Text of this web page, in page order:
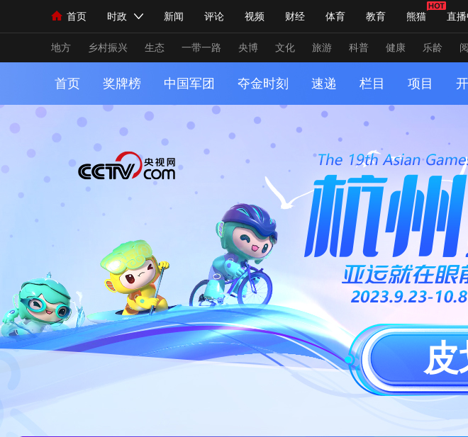
首页 时政 新闻 评论 视频 财经 体育 教育 熊猫 直播
人民领袖习近平 联播+ 中国领导人 央视快评 习式妙语 热解读 天天学习
直播 栏目大全 节目单 听音 微视频 主持人 下载央视影音
海外频道 iPanda English Монгол
地方 乡村振兴 生态 一带一路 央博 文化 旅游 科普 健康 乐龄
国内 国际 经济 科技 法治 文娱 人物
人民领袖习近平 天天学习 习式妙语 央视快评 央视
小央直播 直播中国 熊猫频道 VR/AR 4K专区
前线 蓝海中国 新兵请入列 人生第一次 人生
直播 竞猜 2026年世界杯 2026年冬奥会 CBA NBA 中超
VIP会员 CCTV奥林匹克频道 生活体育大会 体育江湖 文化体育 冰雪道
财经 教育 乡村振兴 生态环境 一带一路 央博 非遗 文化
大国保险 云顶对话 云起 超级工厂 智敬中国
首页 奖牌榜 中国军团 夺金时刻 速递 栏目 项目
皮